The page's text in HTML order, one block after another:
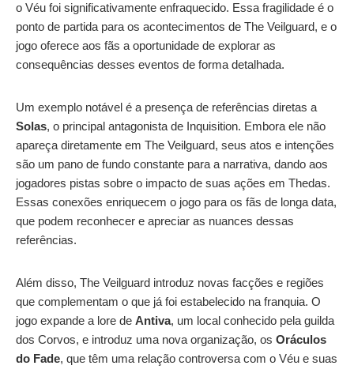
o Véu foi significativamente enfraquecido. Essa fragilidade é o
ponto de partida para os acontecimentos de The Veilguard, e o
jogo oferece aos fãs a oportunidade de explorar as
consequências desses eventos de forma detalhada.
Um exemplo notável é a presença de referências diretas a
Solas, o principal antagonista de Inquisition. Embora ele não
apareça diretamente em The Veilguard, seus atos e intenções
são um pano de fundo constante para a narrativa, dando aos
jogadores pistas sobre o impacto de suas ações em Thedas.
Essas conexões enriquecem o jogo para os fãs de longa data,
que podem reconhecer e apreciar as nuances dessas
referências.
Além disso, The Veilguard introduz novas facções e regiões
que complementam o que já foi estabelecido na franquia. O
jogo expande a lore de Antiva, um local conhecido pela guilda
dos Corvos, e introduz uma nova organização, os Oráculos
do Fade, que têm uma relação controversa com o Véu e suas